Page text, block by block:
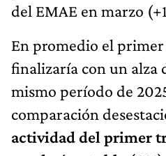
del EMAE en marzo
En promedio el
finalizaría con un alza
mismo período de
comparación
actividad del primer